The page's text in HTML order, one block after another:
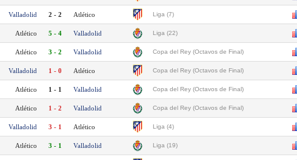
Valladolid 2 - 2 Atlético Liga (7)
Atlético 5 - 4 Valladolid Liga (22)
Atlético 3 - 2 Valladolid Copa del Rey (Octavos de Final)
Valladolid 1 - 0 Atlético Copa del Rey (Octavos de Final)
Atlético 1 - 1 Valladolid Copa del Rey (Octavos de Final)
Atlético 1 - 2 Valladolid Copa del Rey (Octavos de Final)
Valladolid 3 - 1 Atlético Liga (4)
Atlético 3 - 1 Valladolid Liga (19)